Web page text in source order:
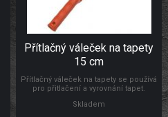
Přítlačný váleček na tapety
15 cm
Přítlačný váleček na tapety se používá
pro přitlačení a vyrovnání tapet.
váleček je vyroben z PUR pěny,
Skladem